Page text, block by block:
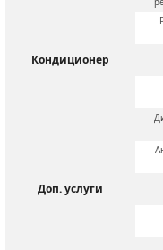
Кондиционер
Доп. услуги